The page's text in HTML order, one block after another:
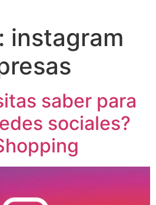
instagram
saber para
sociales?